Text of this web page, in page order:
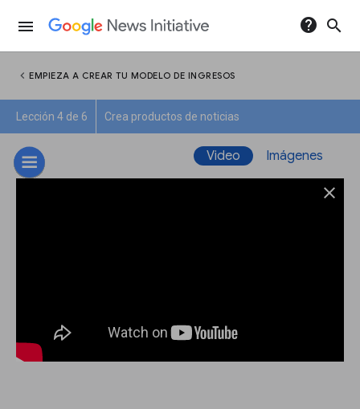
menu help search
chevron_left EMPIEZA A CREAR TU MODELO DE INGRESOS
Lección 4 de 6 Crea productos de noticias
Video Imágenes
close